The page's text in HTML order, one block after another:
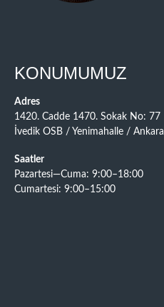
KONUMUMUZ
Adres
1420. Cadde 1470. Sokak No: 77
İvedik OSB / Yenimahalle / Ankara
Saatler
Pazartesi—Cuma: 9:00–18:00
Cumartesi: 9:00–15:00